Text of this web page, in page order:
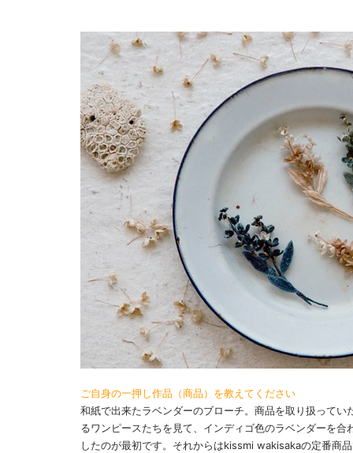
ご自身の一押し作品（商品）を教えてください
和紙で出来たラベンダーのブローチ。商品を取り扱って
るワンピースたちを見て、インディゴ色のラベンダーを
したのが最初です。それからはkissmi wakisakaの定番商